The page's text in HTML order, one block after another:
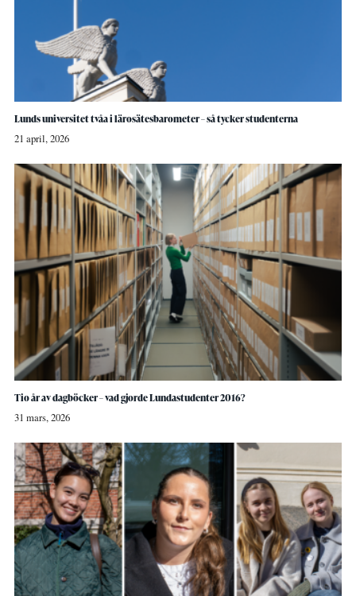
Lunds universitet tvåa i lärosätesbarometer – så tycker studenterna
21 april, 2026
Tio år av dagböcker – vad gjorde Lundastudenter 2016?
31 mars, 2026